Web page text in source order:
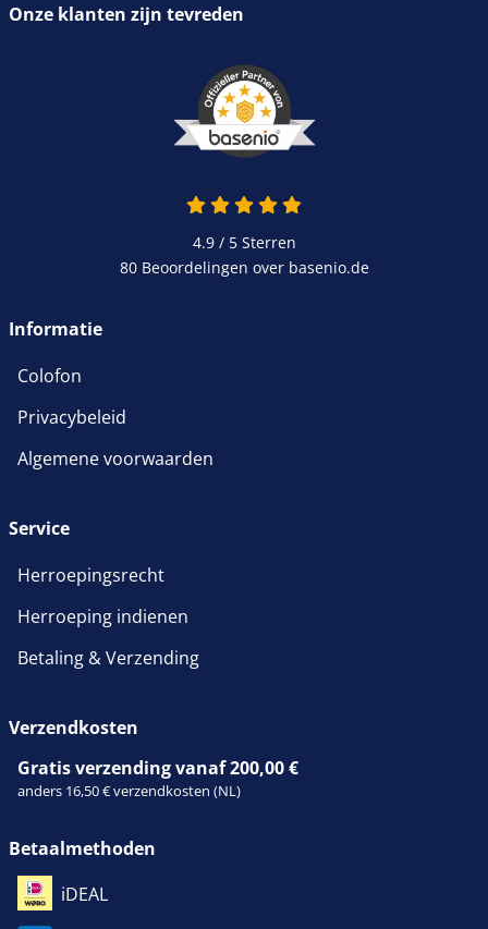
Onze klanten zijn tevreden
4.9 / 5Sterren
80 Beoordelingen over basenio.de
Informatie
Colofon
Privacybeleid
Algemene voorwaarden
Service
Herroepingsrecht
Herroeping indienen
Betaling & Verzending
Verzendkosten
Gratis verzending vanaf 200,00 €
anders 16,50 € verzendkosten (NL)
Betaalmethoden
iDEAL